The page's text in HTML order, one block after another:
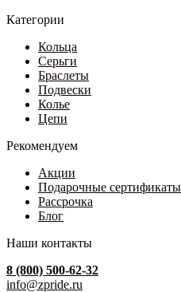
Категории
Кольца
Серьги
Браслеты
Подвески
Колье
Цепи
Рекомендуем
Акции
Подарочные сертификаты
Рассрочка
Блог
Наши контакты
8 (800) 500-62-32
info@zpride.ru